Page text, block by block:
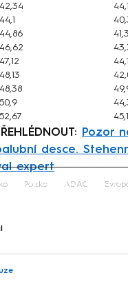
42,34
44,1
44,1
44,86
46,62
47,12
44,1
48,13
48,38
50,9
52,67
Pozor
desce.
expert
Failed to fetch
Polsko ADAC